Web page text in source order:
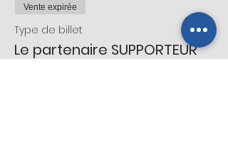
Vente expirée
Type de billet
Le partenaire SUPPORTEUR